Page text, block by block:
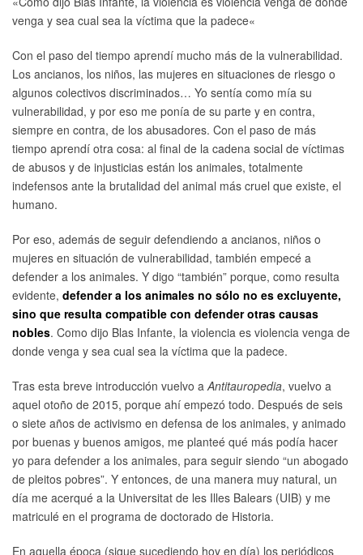
venga y sea cual sea la víctima que la padece«
Con el paso del tiempo aprendí mucho más de la vulnerabilidad.
Los ancianos, los niños, las mujeres en situaciones de riesgo o
algunos colectivos discriminados… Yo sentía como mía su
vulnerabilidad, y por eso me ponía de su parte y en contra,
siempre en contra, de los abusadores. Con el paso de más
tiempo aprendí otra cosa: al final de la cadena social de víctimas
de abusos y de injusticias están los animales, totalmente
indefensos ante la brutalidad del animal más cruel que existe, el
humano.
Por eso, además de seguir defendiendo a ancianos, niños o
mujeres en situación de vulnerabilidad, también empecé a
defender a los animales. Y digo “también” porque, como resulta
evidente, defender a los animales no sólo no es excluyente,
sino que resulta compatible con defender otras causas
nobles. Como dijo Blas Infante, la violencia es violencia venga de
donde venga y sea cual sea la víctima que la padece.
Tras esta breve introducción vuelvo a Antitauropedia, vuelvo a
aquel otoño de 2015, porque ahí empezó todo. Después de seis
o siete años de activismo en defensa de los animales, y animado
por buenas y buenos amigos, me planteé qué más podía hacer
yo para defender a los animales, para seguir siendo “un abogado
de pleitos pobres”. Y entonces, de una manera muy natural, un
día me acerqué a la Universitat de les Illes Balears (UIB) y me
matriculé en el programa de doctorado de Historia.
En aquella época (sigue sucediendo hoy en día) los periódicos